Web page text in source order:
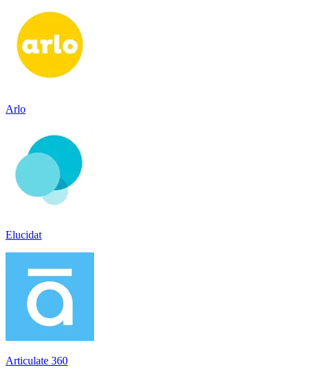
Arlo
Elucidat
Articulate 360